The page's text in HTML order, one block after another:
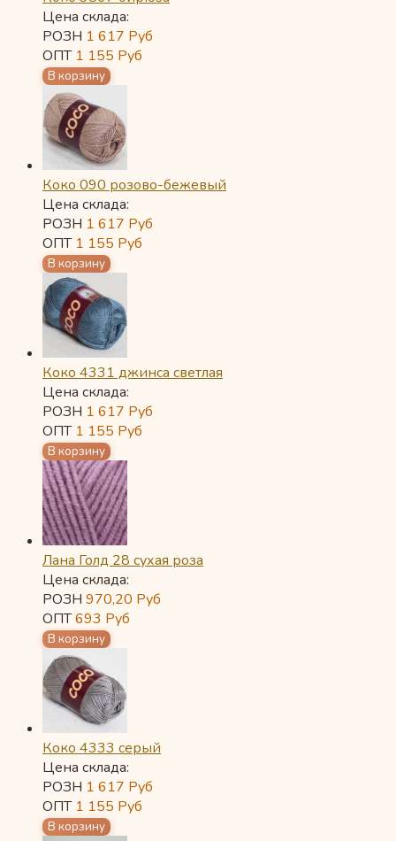
Цена склада:
РОЗН 1 617 Руб
ОПТ 1 155 Руб
Коко 090 розово-бежевый
Цена склада:
РОЗН 1 617 Руб
ОПТ 1 155 Руб
Коко 4331 джинса светлая
Цена склада:
РОЗН 1 617 Руб
ОПТ 1 155 Руб
Лана Голд 28 сухая роза
Цена склада:
РОЗН 970,20 Руб
ОПТ693 Руб
Коко 4333 серый
Цена склада:
РОЗН 1 617 Руб
ОПТ 1 155 Руб